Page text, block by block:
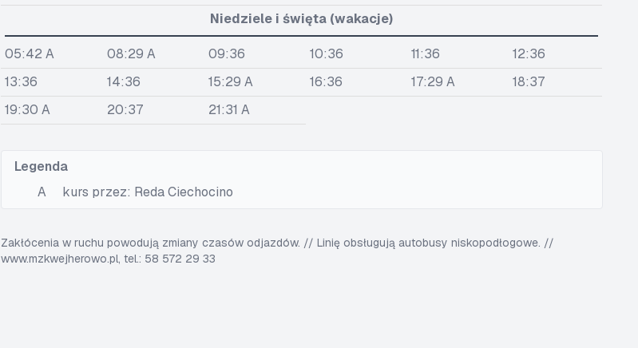
Niedziele i święta (wakacje)
05:42 A 08:29 A 09:36 10:36 11:36
12:36
13:36
14:36 15:29 A 16:36 17:29 A
18:37
19:30 A
20:37 21:31 A
Legenda
A
kurs przez: Reda Ciechocino
Zakłócenia w ruchu powodują zmiany czasów odjazdów. // Linię obsługują autobusy niskopodłogowe. //
www.mzkwejherowo.pl, tel.: 58 572 29 33